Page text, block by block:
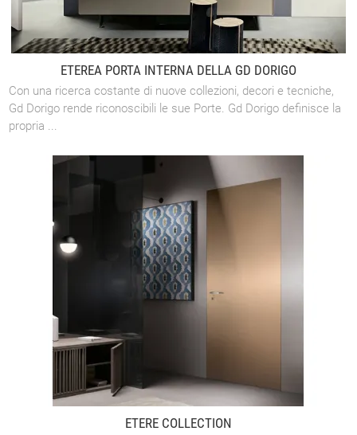
ETEREA PORTA INTERNA DELLA GD DORIGO
Con una ricerca costante di nuove collezioni, decori e tecniche,
Gd Dorigo rende riconoscibili le sue Porte. Gd Dorigo definisce la
propria ...
ETERE COLLECTION